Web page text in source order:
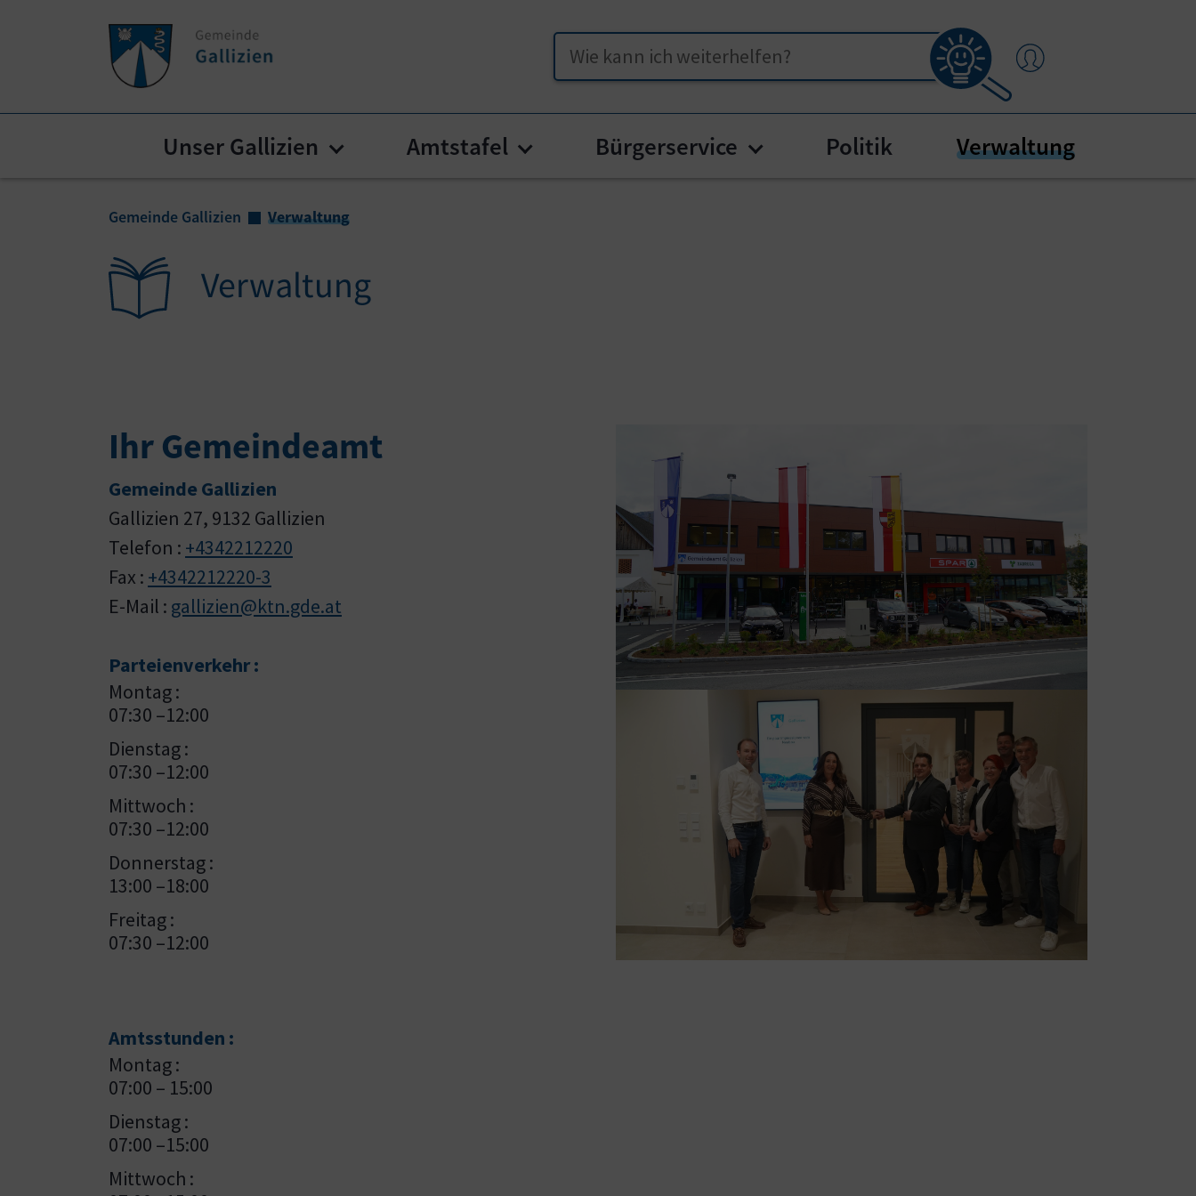
Suche
Unser Gallizien Submenu for "Unser Gallizien"
Amtstafel Submenu for "Amtstafel"
Bürgerservice Submenu for "Bürgerservice"
Politik Verwaltung(current)
Gemeinde Gallizien Verwaltung
Verwaltung
Ihr Gemeindeamt
Gemeinde Gallizien
Gallizien 27, 9132 Gallizien
Telefon : +4342212220
Fax : +4342212220-3
E-Mail : gallizien@ktn.gde.at
Parteienverkehr :
Montag :
07:30 –12:00
Dienstag :
07:30 –12:00
Mittwoch :
07:30 –12:00
Donnerstag :
13:00 –18:00
Freitag :
07:30 –12:00
Amtsstunden :
Montag :
07:00 – 15:00
Dienstag :
07:00 –15:00
Mittwoch :